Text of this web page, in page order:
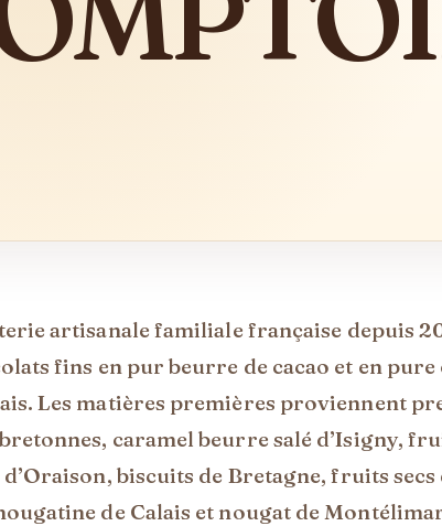
artisanale familiale française depuis
fins en pur beurre de cacao et en
Les matières premières proviennent
caramel beurre salé d’Isigny,
biscuits de Bretagne, fruits
de Calais et nougat de